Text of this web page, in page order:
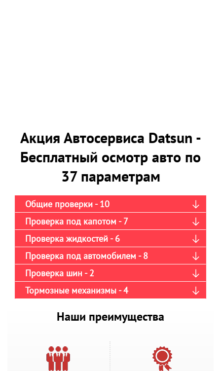
Акция Автосервиса Datsun -
Бесплатный осмотр авто по
37 параметрам
Общие проверки - 10
Проверка под капотом - 7
Проверка жидкостей - 6
Проверка под автомобилем - 8
Проверка шин - 2
Тормозные механизмы - 4
Наши преимущества